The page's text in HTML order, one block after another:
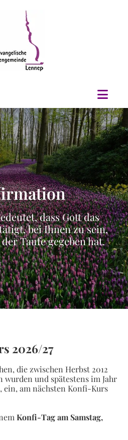
dass Gott das
bei Ihnen zu sein,
Taufe gegeben hat.
2026/27
die zwischen Herbst 2012
wurden und spätestens im Jahr
ein, am nächsten Konfi-Kurs
Konfi-Tag am Samstag,